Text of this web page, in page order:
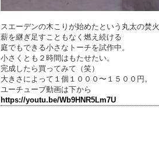
スエーデンの木こりが始めたという丸太の焚火
薪を継ぎ足すこともなく燃え続ける
庭でもできる小さなトーチを試作中。
小さくとも２時間はもたせたい。
完成したら買ってみて（笑）
大きさによって１個１０００〜１５００円。
ユーチューブ動画は下から
https://youtu.be/Wb9HNR5Lm7U